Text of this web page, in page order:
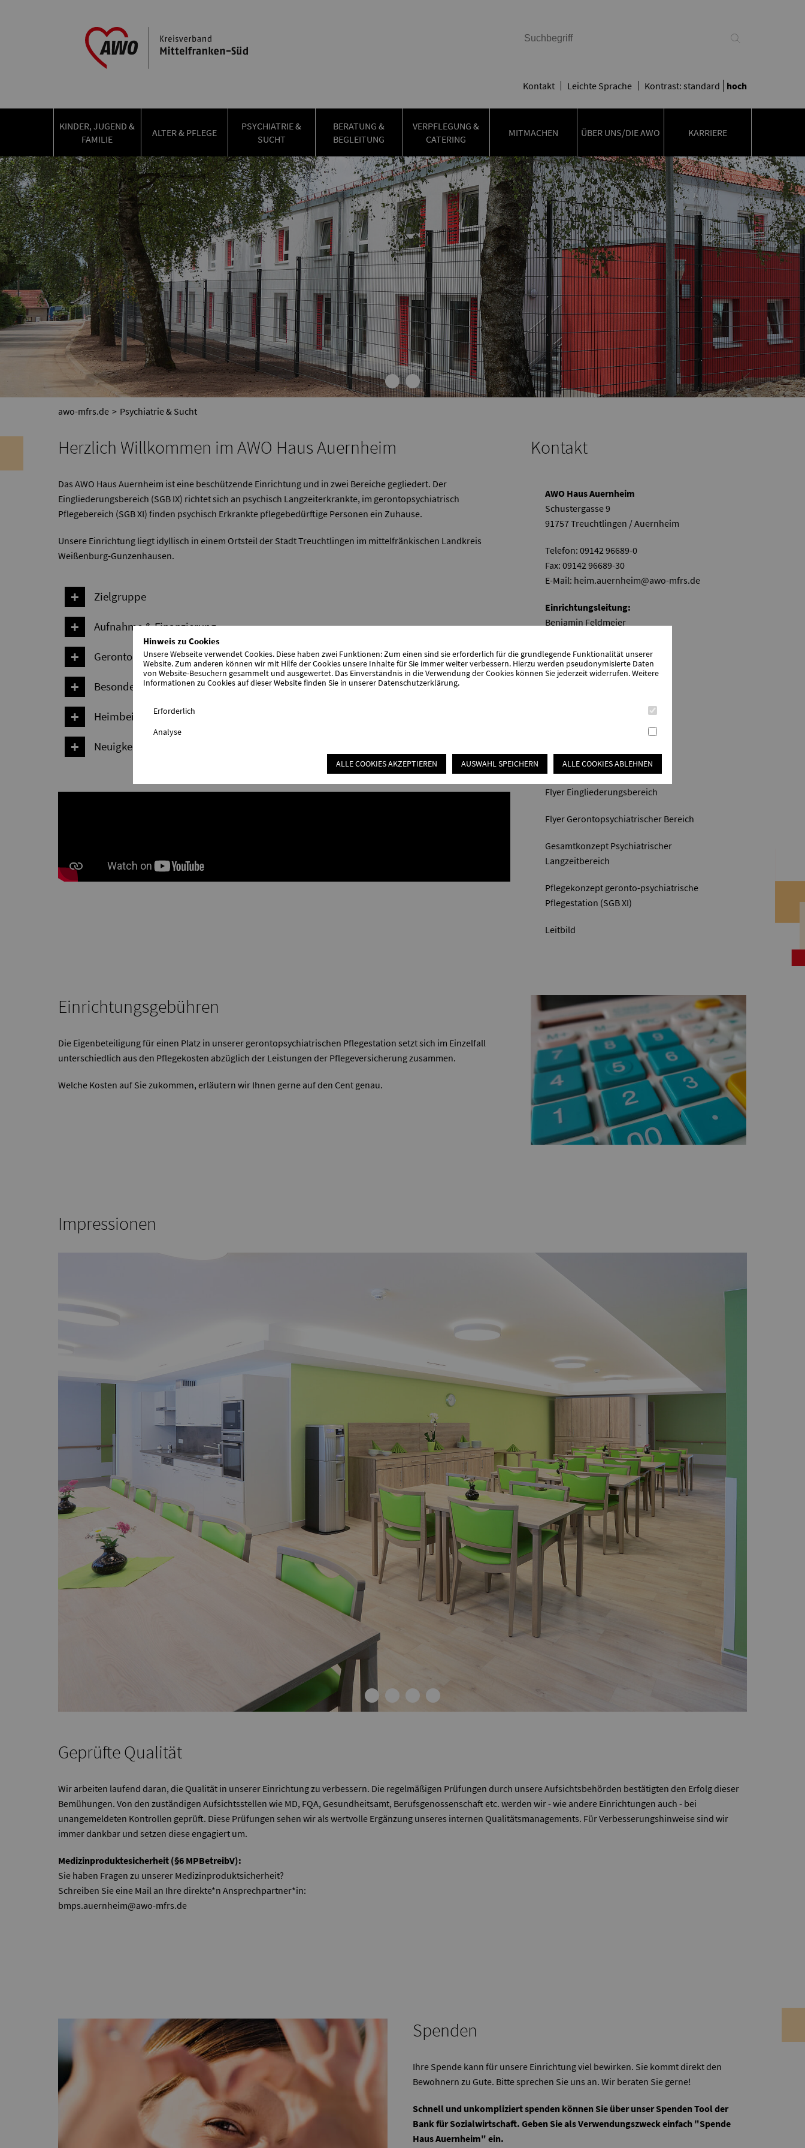
Kontakt Leichte Sprache Kontrast: standard hoch
KINDER, JUGEND &
FAMILIE
ALTER & PFLEGE
PSYCHIATRIE &
SUCHT
BERATUNG &
BEGLEITUNG
VERPFLEGUNG &
CATERING
MITMACHEN ÜBER UNS/DIE AWO KARRIERE
awo-mfrs.de Psychiatrie & Sucht
Herzlich Willkommen im AWO Haus Auernheim
Das AWO Haus Auernheim ist eine beschützende Einrichtung und in zwei Bereiche gegliedert. Der
Eingliederungsbereich (SGB IX) richtet sich an psychisch Langzeiterkrankte, im gerontopsychiatrisch
Pflegebereich (SGB XI) finden psychisch Erkrankte pflegebedürftige Personen ein Zuhause.
Unsere Einrichtung liegt idyllisch in einem Ortsteil der Stadt Treuchtlingen im mittelfränkischen Landkreis
Weißenburg-Gunzenhausen.
Zielgruppe
Aufnahme & Finanzierung
Gerontopsychiatrischer Bereich (SGB XI)
Besondere Wohnform für psychisch Langzeiterkrankte (SGB IX)
Heimbeirat
Neuigkeiten
Kontakt
AWO Haus Auernheim
Schustergasse 9
91757 Treuchtlingen / Auernheim
Telefon: 09142 96689-0
Fax: 09142 96689-30
E-Mail: heim.auernheim@awo-mfrs.de
Einrichtungsleitung:
Benjamin Feldmeier
Anmeldung zur Heimaufnahme
Ärzlicher Fragebogen
Flyer Eingliederungsbereich
Flyer Gerontopsychiatrischer Bereich
Gesamtkonzept Psychiatrischer
Langzeitbereich
Pflegekonzept geronto-psychiatrische
Pflegestation (SGB XI)
Leitbild
Einrichtungsgebühren
Die Eigenbeteiligung für einen Platz in unserer gerontopsychiatrischen Pflegestation setzt sich im Einzelfall
unterschiedlich aus den Pflegekosten abzüglich der Leistungen der Pflegeversicherung zusammen.
Welche Kosten auf Sie zukommen, erläutern wir Ihnen gerne auf den Cent genau.
Impressionen
Geprüfte Qualität
Wir arbeiten laufend daran, die Qualität in unserer Einrichtung zu verbessern. Die regelmäßigen Prüfungen durch unsere Aufsichtsbehörden bestätigten den Erfolg dieser
Bemühungen. Von den zuständigen Aufsichtsstellen wie MD, FQA, Gesundheitsamt, Berufsgenossenschaft etc. werden wir - wie andere Einrichtungen auch - bei
unangemeldeten Kontrollen geprüft. Diese Prüfungen sehen wir als wertvolle Ergänzung unseres internen Qualitätsmanagements. Für Verbesserungshinweise sind wir
immer dankbar und setzen diese engagiert um.
Medizinproduktesicherheit (§6 MPBetreibV):
Sie haben Fragen zu unserer Medizinproduktsicherheit?
Schreiben Sie eine Mail an Ihre direkte*n Ansprechpartner*in:
bmps.auernheim@awo-mfrs.de
Spenden
Ihre Spende kann für unsere Einrichtung viel bewirken. Sie kommt direkt den
Bewohnern zu Gute. Bitte sprechen Sie uns an. Wir beraten Sie gerne!
Schnell und unkompliziert spenden können Sie über unserSpenden Toolder
Bank für Sozialwirtschaft. Geben Sie als Verwendungszweck einfach "Spende
Haus Auernheim" ein.
Hinweis zu Cookies
Unsere Webseite verwendet Cookies. Diese haben zwei Funktionen: Zum einen sind sie erforderlich für die grundlegende Funktionalität unserer
Website. Zum anderen können wir mit Hilfe der Cookies unsere Inhalte für Sie immer weiter verbessern. Hierzu werden pseudonymisierte Daten
von Website-Besuchern gesammelt und ausgewertet. Das Einverständnis in die Verwendung der Cookies können Sie jederzeit widerrufen. Weitere
Informationen zu Cookies auf dieser Website finden Sie in unserer Datenschutzerklärung.
Erforderlich
Analyse
ALLE COOKIES ABLEHNEN
AUSWAHL SPEICHERN
ALLE COOKIES AKZEPTIEREN